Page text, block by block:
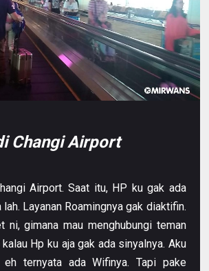
Changi Airport
Airport. Saat itu, HP ku gak ada
lah. Layanan Roamingnya gak diaktifin.
ni, gimana mau menghubungi teman
Hp ku aja gak ada sinyalnya. Aku
ternyata ada Wifinya. Tapi pake